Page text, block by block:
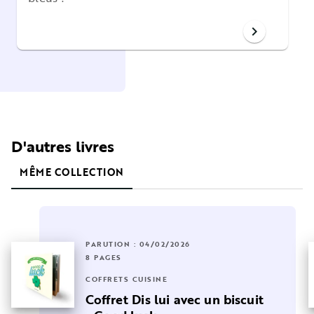
chevron_right
D'autres livres
MÊME COLLECTION
PARUTION : 04/02/2026
8 PAGES
COFFRETS CUISINE
Coffret Dis lui avec un biscuit